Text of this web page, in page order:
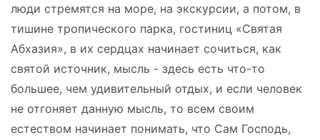
люди стремятся на море, на экскурсии, а потом, в
тишине тропического парка, гостиниц «Святая
Абхазия», в их сердцах начинает сочиться, как
святой источник, мысль - здесь есть что-то
большее, чем удивительный отдых, и если человек
не отгоняет данную мысль, то всем своим
естеством начинает понимать, что Сам Господь,